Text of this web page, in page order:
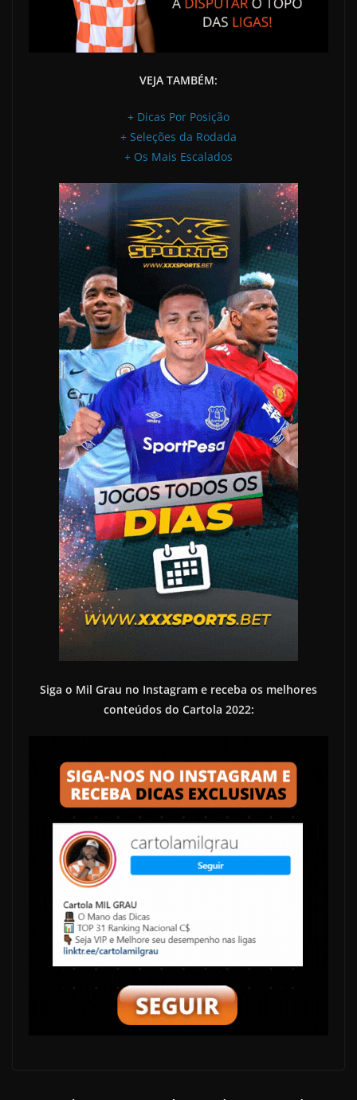
VEJA TAMBÉM:
+ Dicas Por Posição
+ Seleções da Rodada
+ Os Mais Escalados
Siga o Mil Grau no Instagram e receba os melhores
conteúdos do Cartola 2022: